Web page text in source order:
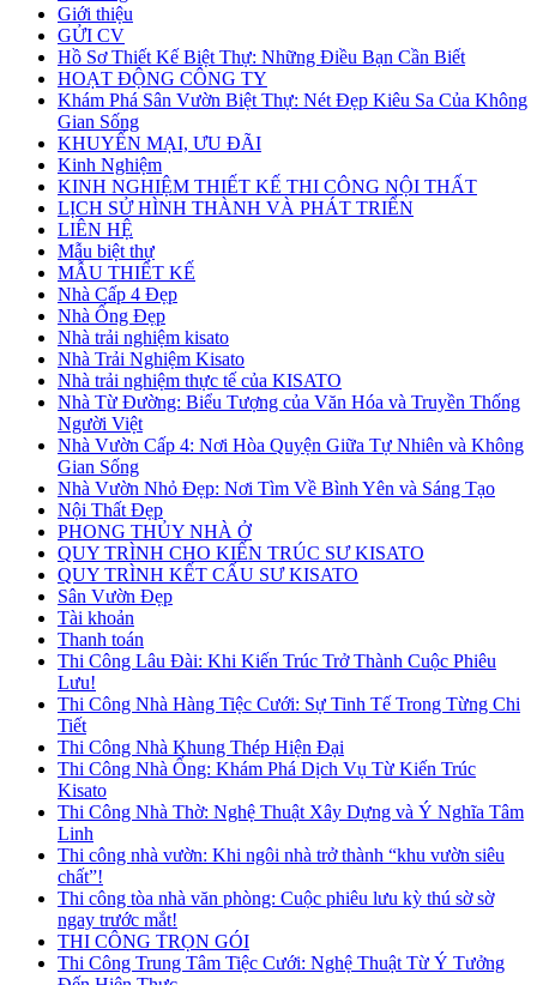
Giới thiệu
GỬI CV
Hồ Sơ Thiết Kế Biệt Thự: Những Điều Bạn Cần Biết
HOẠT ĐỘNG CÔNG TY
Khám Phá Sân Vườn Biệt Thự: Nét Đẹp Kiêu Sa Của Không
Gian Sống
KHUYẾN MẠI, ƯU ĐÃI
Kinh Nghiệm
KINH NGHIỆM THIẾT KẾ THI CÔNG NỘI THẤT
LỊCH SỬ HÌNH THÀNH VÀ PHÁT TRIỂN
LIÊN HỆ
Mẫu biệt thự
MẪU THIẾT KẾ
Nhà Cấp 4 Đẹp
Nhà Ống Đẹp
Nhà trải nghiệm kisato
Nhà Trải Nghiệm Kisato
Nhà trải nghiệm thực tế của KISATO
Nhà Từ Đường: Biểu Tượng của Văn Hóa và Truyền Thống
Người Việt
Nhà Vườn Cấp 4: Nơi Hòa Quyện Giữa Tự Nhiên và Không
Gian Sống
Nhà Vườn Nhỏ Đẹp: Nơi Tìm Về Bình Yên và Sáng Tạo
Nội Thất Đẹp
PHONG THỦY NHÀ Ở
QUY TRÌNH CHO KIẾN TRÚC SƯ KISATO
QUY TRÌNH KẾT CẤU SƯ KISATO
Sân Vườn Đẹp
Tài khoản
Thanh toán
Thi Công Lâu Đài: Khi Kiến Trúc Trở Thành Cuộc Phiêu
Lưu!
Thi Công Nhà Hàng Tiệc Cưới: Sự Tinh Tế Trong Từng Chi
Tiết
Thi Công Nhà Khung Thép Hiện Đại
Thi Công Nhà Ống: Khám Phá Dịch Vụ Từ Kiến Trúc
Kisato
Thi Công Nhà Thờ: Nghệ Thuật Xây Dựng và Ý Nghĩa Tâm
Linh
Thi công nhà vườn: Khi ngôi nhà trở thành “khu vườn siêu
chất”!
Thi công tòa nhà văn phòng: Cuộc phiêu lưu kỳ thú sờ sờ
ngay trước mắt!
THI CÔNG TRỌN GÓI
Thi Công Trung Tâm Tiệc Cưới: Nghệ Thuật Từ Ý Tưởng